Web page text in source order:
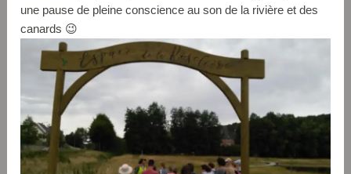
une pause de pleine conscience au son de la rivière et des
canards 😉